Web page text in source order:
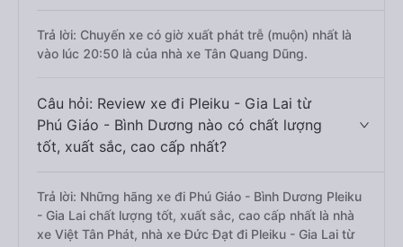
Trả lời: Chuyến xe có giờ xuất phát trễ (muộn) nhất là
vào lúc 20:50 là của nhà xe Tân Quang Dũng.
Câu hỏi: Review xe đi Pleiku - Gia Lai từ
Phú Giáo - Bình Dương nào có chất lượng
tốt, xuất sắc, cao cấp nhất?
Trả lời: Những hãng xe đi Phú Giáo - Bình Dương Pleiku
- Gia Lai chất lượng tốt, xuất sắc, cao cấp nhất là nhà
xe Việt Tân Phát, nhà xe Đức Đạt đi Pleiku - Gia Lai từ